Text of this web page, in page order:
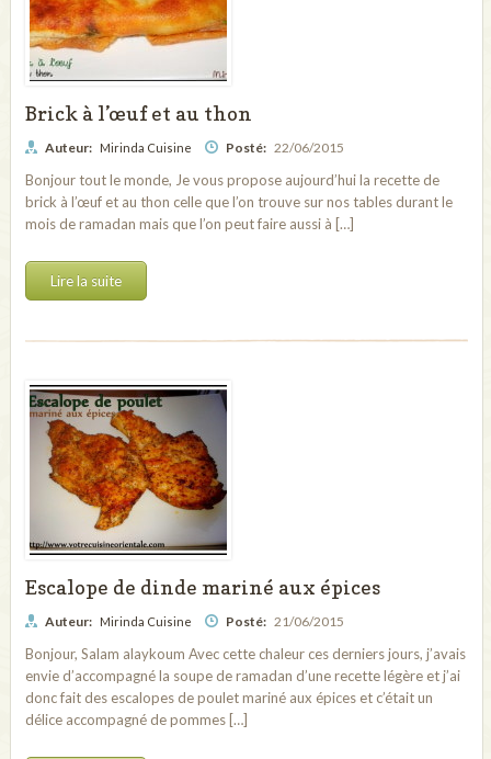
Brick à l’œuf et au thon
Auteur: Mirinda Cuisine Posté: 22/06/2015
Bonjour tout le monde, Je vous propose aujourd’hui la recette de
brick à l’œuf et au thon celle que l’on trouve sur nos tables durant le
mois de ramadan mais que l’on peut faire aussi à […]
Lire la suite
Escalope de dinde mariné aux épices
Auteur: Mirinda Cuisine Posté: 21/06/2015
Bonjour, Salam alaykoum Avec cette chaleur ces derniers jours, j’avais
envie d’accompagné la soupe de ramadan d’une recette légère et j’ai
donc fait des escalopes de poulet mariné aux épices et c’était un
délice accompagné de pommes […]